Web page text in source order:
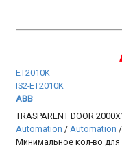
ET2010K
IS2-ET2010K
ABB
TRASPARENT DOOR
Automation / Automation /
Минимальное кол-во для